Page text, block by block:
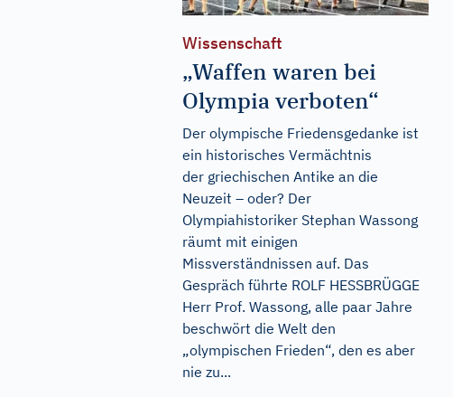
Wissenschaft
„Waffen waren bei
Olympia verboten“
Der olympische Friedensgedanke ist
ein historisches Vermächtnis
der griechischen Antike an die
Neuzeit – oder? Der
Olympiahistoriker Stephan Wassong
räumt mit einigen
Missverständnissen auf. Das
Gespräch führte ROLF HESSBRÜGGE
Herr Prof. Wassong, alle paar Jahre
beschwört die Welt den
„olympischen Frieden“, den es aber
nie zu...